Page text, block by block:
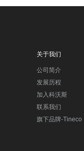
关于我们
公司简介
发展历程
加入科沃斯
联系我们
旗下品牌-Tineco